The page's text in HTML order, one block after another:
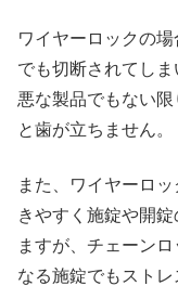
ワイヤーロックの
でも切断されてし
悪な製品でもない
と歯が立ちません。
また、ワイヤーロ
きやすく施錠や開
ますが、チェーン
なる施錠でもストレ